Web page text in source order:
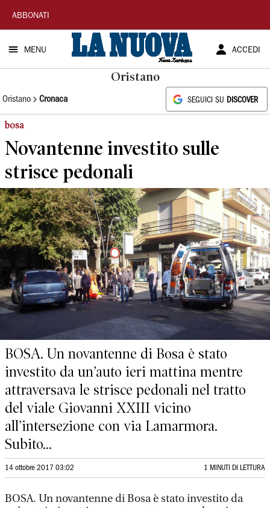
La
Nuova
Sardegna
ABBONATI
MENU ACCEDI
Oristano
Oristano Cronaca SEGUICI SU DISCOVER
bosa
Novantenne investito sulle
strisce pedonali
BOSA. Un novantenne di Bosa è stato
investito da un’auto ieri mattina mentre
attraversava le strisce pedonali nel tratto
del viale Giovanni XXIII vicino
all’intersezione con via Lamarmora.
Subito...
14 ottobre 2017 03:02 1 MINUTI DI LETTURA
BOSA. Un novantenne di Bosa è stato investito da